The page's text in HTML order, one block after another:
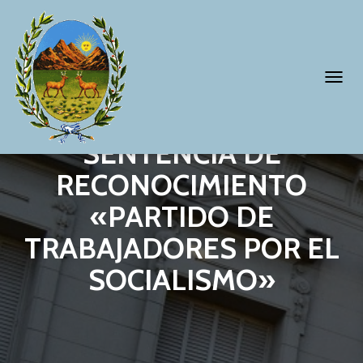
G
L
E
A
SENTENCIA DE
RECONOCIMIENTO
«PARTIDO DE
TRABAJADORES POR EL
SOCIALISMO»